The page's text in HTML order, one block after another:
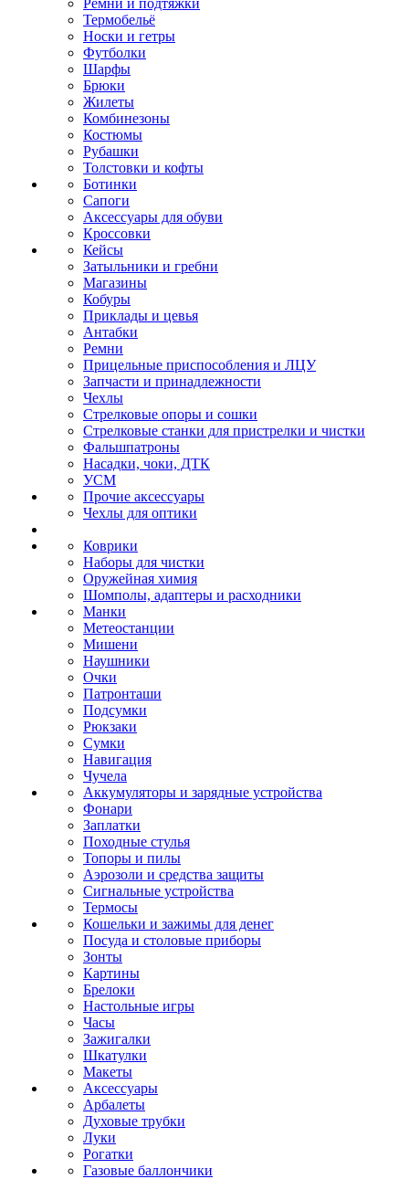
Ремни и подтяжки
Термобельё
Носки и гетры
Футболки
Шарфы
Брюки
Жилеты
Комбинезоны
Костюмы
Рубашки
Толстовки и кофты
Ботинки
Сапоги
Аксессуары для обуви
Кроссовки
Кейсы
Затыльники и гребни
Магазины
Кобуры
Приклады и цевья
Антабки
Ремни
Прицельные приспособления и ЛЦУ
Запчасти и принадлежности
Чехлы
Стрелковые опоры и сошки
Стрелковые станки для пристрелки и чистки
Фальшпатроны
Насадки, чоки, ДТК
УСМ
Прочие аксессуары
Чехлы для оптики
Коврики
Наборы для чистки
Оружейная химия
Шомполы, адаптеры и расходники
Манки
Метеостанции
Мишени
Наушники
Очки
Патронташи
Подсумки
Рюкзаки
Сумки
Навигация
Чучела
Аккумуляторы и зарядные устройства
Фонари
Заплатки
Походные стулья
Топоры и пилы
Аэрозоли и средства защиты
Сигнальные устройства
Термосы
Кошельки и зажимы для денег
Посуда и столовые приборы
Зонты
Картины
Брелоки
Настольные игры
Часы
Зажигалки
Шкатулки
Макеты
Аксессуары
Арбалеты
Духовые трубки
Луки
Рогатки
Газовые баллончики